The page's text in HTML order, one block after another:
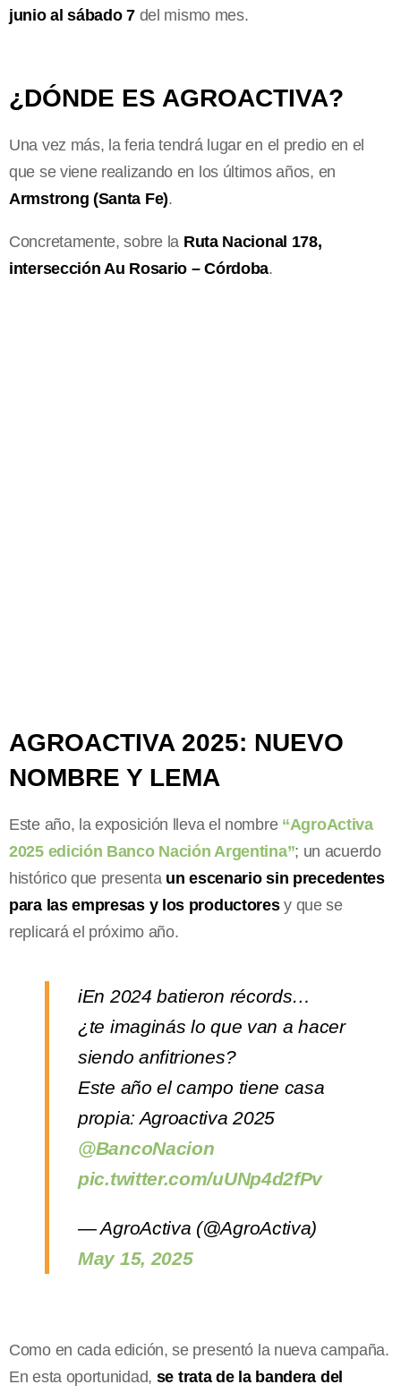
junio al sábado 7del mismo mes.
¿DÓNDE ES AGROACTIVA?
Una vez más, la feria tendrá lugar en el predio en el
que se viene realizando en los últimos años, en
Armstrong (Santa Fe).
Concretamente, sobre la Ruta Nacional 178,
intersección Au Rosario – Córdoba.
AGROACTIVA 2025: NUEVO
NOMBRE Y LEMA
Este año, la exposición lleva el nombre “AgroActiva
2025 edición Banco Nación Argentina”; un acuerdo
histórico que presenta un escenario sin precedentes
para las empresas y los productoresy que se
replicará el próximo año.
iEn 2024 batieron récords…
¿te imaginás lo que van a hacer
siendo anfitriones?
Este año el campo tiene casa
propia: Agroactiva 2025
@BancoNacion
pic.twitter.com/uUNp4d2fPv
— AgroActiva (@AgroActiva)
May 15, 2025
Como en cada edición, se presentó la nueva campaña.
En esta oportunidad, se trata de la bandera del